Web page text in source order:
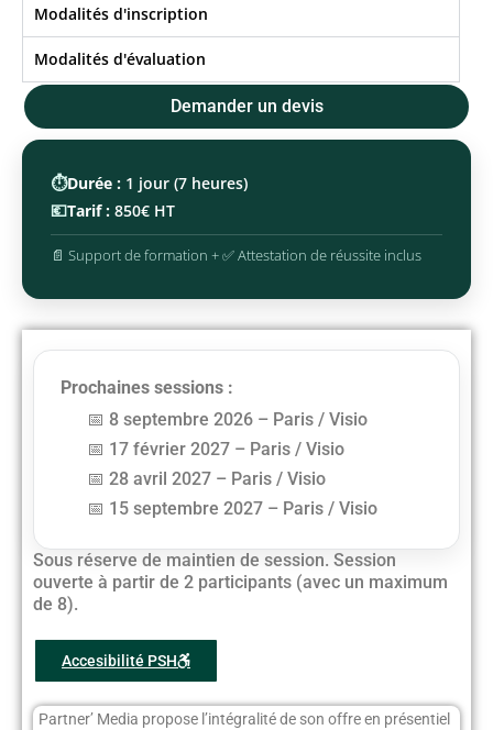
Modalités d'inscription
Modalités d'évaluation
Demander un devis
⏱️Durée : 1 jour (7 heures)
💶Tarif : 850€ HT
📄 Support de formation + ✅ Attestation de réussite inclus
Prochaines sessions :
8 septembre 2026 – Paris / Visio
17 février 2027 – Paris / Visio
28 avril 2027 – Paris / Visio
15 septembre 2027 – Paris / Visio
Sous réserve de maintien de session. Session
ouverte à partir de 2 participants (avec un maximum
de 8).
Accesibilité PSH
Partner’ Media propose l’intégralité de son offre en présentiel